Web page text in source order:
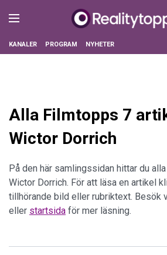
KANALER PROGRAM NYHETER
Alla Filmtopps 7
Wictor Dorrich
På den här samlingssidan hittar du
Wictor Dorrich. För att läsa en artikel
tillhörande bild eller rubriktext. Besök
eller startsida för mer läsning.